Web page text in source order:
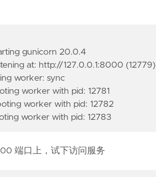
gunicorn 20.0.4
at: http://127.0.0.1:8000 (12779)
worker: sync
worker with pid: 12781
worker with pid: 12782
worker with pid: 12783
端口上，试下访问服务